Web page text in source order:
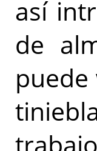
así
de